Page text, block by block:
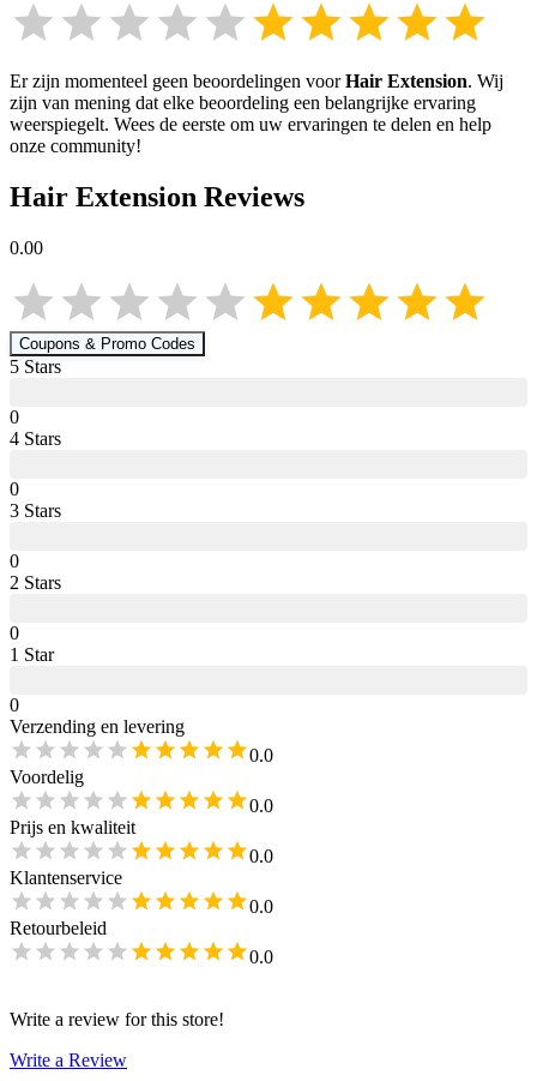
Er zijn momenteel geen beoordelingen voorHair Extension. Wij
zijn van mening dat elke beoordeling een belangrijke ervaring
weerspiegelt. Wees de eerste om uw ervaringen te delen en help
onze community!
Hair Extension Reviews
0.00
Coupons & Promo Codes
5 Stars
0
4 Stars
0
3 Stars
0
2 Stars
0
1 Star
0
Verzending en levering
0.0
Voordelig
0.0
Prijs en kwaliteit
0.0
Klantenservice
0.0
Retourbeleid
0.0
Write a review for this store!
Write a Review